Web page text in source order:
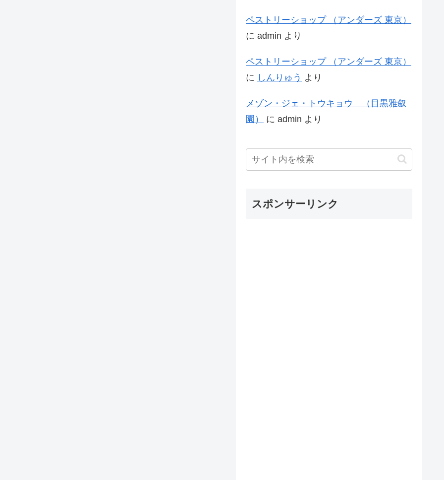
ペストリーショップ （アンダーズ 東京）
に admin より
ペストリーショップ （アンダーズ 東京）
に しんりゅう より
メゾン・ジェ・トウキョウ （目黒雅叙
園）
に admin より
スポンサーリンク